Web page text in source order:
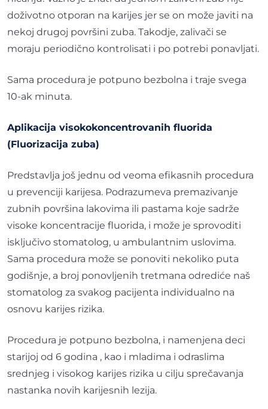
doživotno otporan na karijes jer se on može javiti na
nekoj drugoj površini zuba. Takodje, zalivači se
moraju periodično kontrolisati i po potrebi ponavljati.
Sama procedura je potpuno bezbolna i traje svega
10-ak minuta.
Aplikacija visokokoncentrovanih fluorida
(Fluorizacija zuba)
Predstavlja još jednu od veoma efikasnih procedura
u prevenciji karijesa. Podrazumeva premazivanje
zubnih površina lakovima ili pastama koje sadrže
visoke koncentracije fluorida, i može je sprovoditi
isključivo stomatolog, u ambulantnim uslovima.
Sama procedura može se ponoviti nekoliko puta
godišnje, a broj ponovljenih tretmana odrediće naš
stomatolog za svakog pacijenta individualno na
osnovu karijes rizika.
Procedura je potpuno bezbolna, i namenjena deci
starijoj od 6 godina , kao i mladima i odraslima
srednjeg i visokog karijes rizika u cilju sprečavanja
nastanka novih karijesnih lezija.